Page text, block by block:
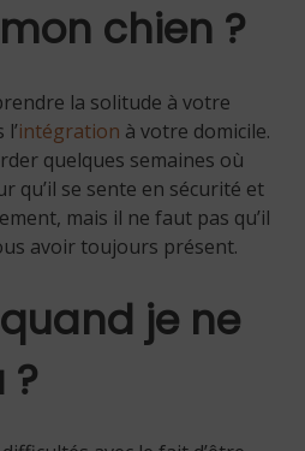
chien ?
la solitude à votre
intégration à votre domicile.
quelques semaines où
qu’il se sente en sécurité et
mais il ne faut pas qu’il
avoir toujours présent.
je ne
?